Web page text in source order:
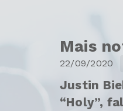
Mais
22/09/2020
Justin
“Holy”,